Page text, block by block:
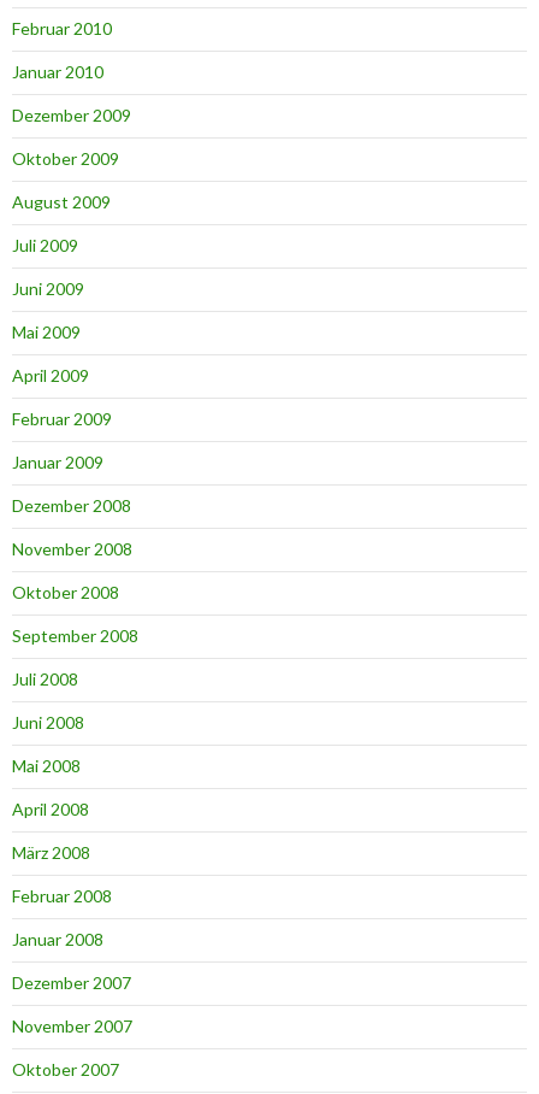
Februar 2010
Januar 2010
Dezember 2009
Oktober 2009
August 2009
Juli 2009
Juni 2009
Mai 2009
April 2009
Februar 2009
Januar 2009
Dezember 2008
November 2008
Oktober 2008
September 2008
Juli 2008
Juni 2008
Mai 2008
April 2008
März 2008
Februar 2008
Januar 2008
Dezember 2007
November 2007
Oktober 2007